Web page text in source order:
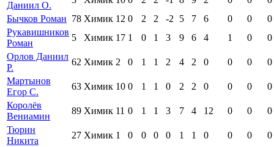
Даниил О.
Бычков Роман 78 Химик 12 0 2 2 -2 5 7 6 0 0
0
Рукавишников
Роман
5 Химик 17 1 0 1 3 9 6 4 1 0
0
Орлов Даниил
Р.
62 Химик 2 0 1 1 2 4 2 0 0 0
0
Мартынов
Егор С.
63 Химик 10 0 1 1 0 2 2 0 0 0
0
Королёв
Вениамин
89 Химик 11 0 1 1 3 7 4 12 0 0
0
Тюрин
Никита
27 Химик 1 0 0 0 0 1 1 0 0 0
0